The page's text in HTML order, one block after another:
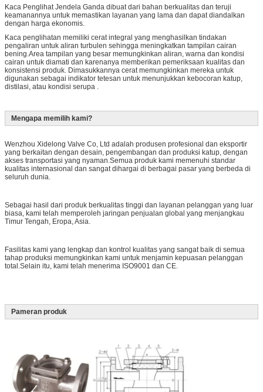
Kaca Penglihat Jendela Ganda dibuat dari bahan berkualitas dan teruji
keamanannya untuk memastikan layanan yang lama dan dapat diandalkan
dengan harga ekonomis.
Kaca penglihatan memiliki cerat integral yang menghasilkan tindakan
pengaliran untuk aliran turbulen sehingga meningkatkan tampilan cairan
bening.Area tampilan yang besar memungkinkan aliran, warna dan kondisi
cairan untuk diamati dan karenanya memberikan pemeriksaan kualitas dan
konsistensi produk. Dimasukkannya cerat memungkinkan mereka untuk
digunakan sebagai indikator tetesan untuk menunjukkan kebocoran katup,
distilasi, atau kondisi serupa .
Mengapa memilih kami?
Wenzhou Xidelong Valve Co, Ltd adalah produsen profesional dan eksportir
yang berkaitan dengan desain, pengembangan dan produksi katup, dengan
akses transportasi yang nyaman.Semua produk kami memenuhi standar
kualitas internasional dan sangat dihargai di berbagai pasar yang berbeda di
seluruh dunia.
Sebagai hasil dari produk berkualitas tinggi dan layanan pelanggan yang luar
biasa, kami telah memperoleh jaringan penjualan global yang menjangkau
Timur Tengah, Eropa, Asia.
Fasilitas kami yang lengkap dan kontrol kualitas yang sangat baik di semua
tahap produksi memungkinkan kami untuk menjamin kepuasan pelanggan
total.Selain itu, kami telah menerima ISO9001 dan CE.
Pameran produk